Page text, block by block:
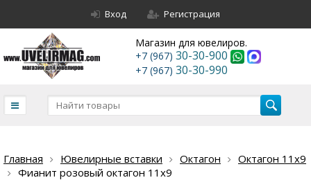
Вход Регистрация
Магазин для ювелиров.
+7 (967) 30-30-900
+7 (967) 30-30-990
Главная Ювелирные вставки Октагон
Октагон 11х9
Фианит розовый октагон 11х9